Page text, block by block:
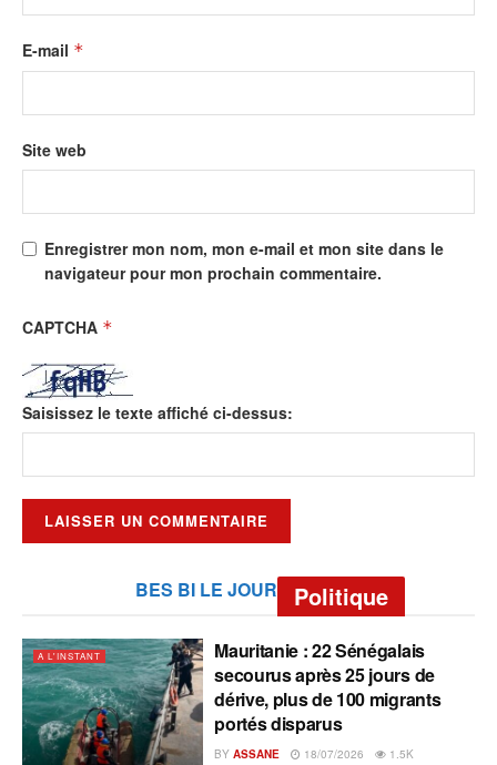
E-mail *
Site web
Enregistrer mon nom, mon e-mail et mon site dans le
navigateur pour mon prochain commentaire.
CAPTCHA *
Saisissez le texte affiché ci-dessus:
BES BI LE JOUR Politique
A L'INSTANT
Mauritanie : 22 Sénégalais
secourus après 25 jours de
dérive, plus de 100 migrants
portés disparus
BY ASSANE 18/07/2026 1.5K